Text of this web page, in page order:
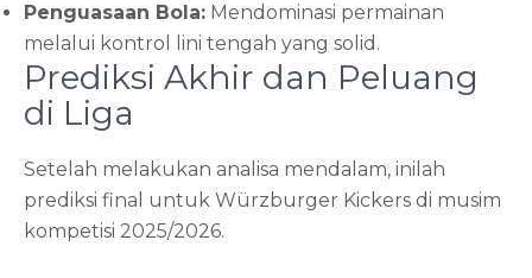
Penguasaan Bola: Mendominasi permainan
melalui kontrol lini tengah yang solid.
Prediksi Akhir dan Peluang
di Liga
Setelah melakukan analisa mendalam, inilah
prediksi final untuk Würzburger Kickers di musim
kompetisi 2025/2026.